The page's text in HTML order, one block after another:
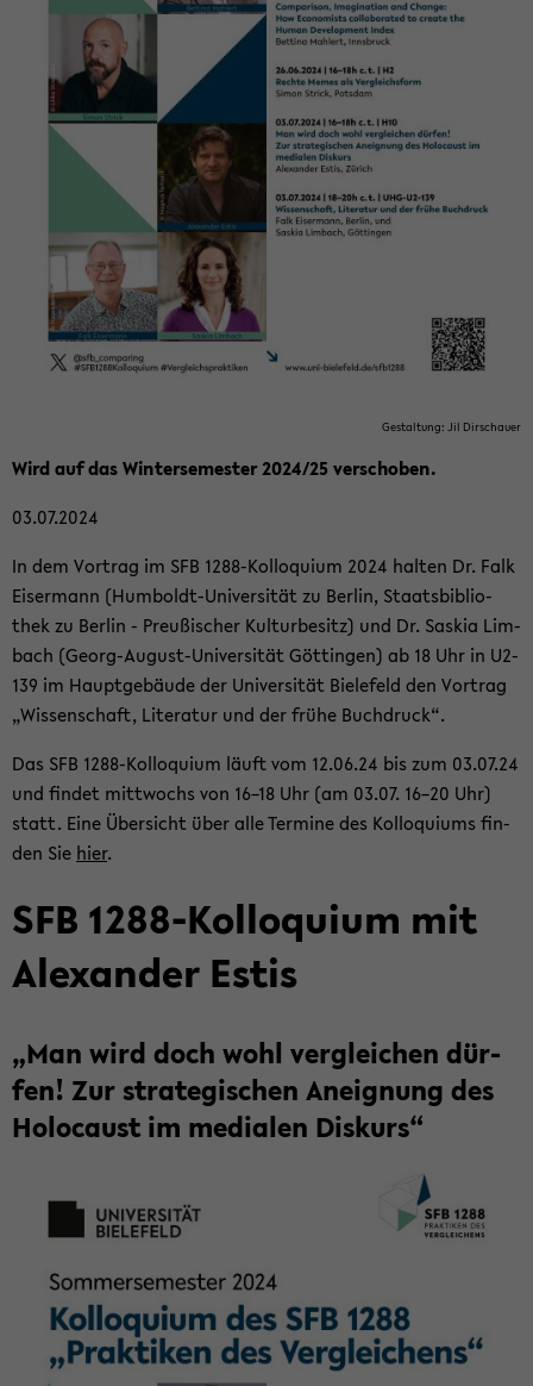
Ge­stal­tung: Jil Dir­schau­er
Wird auf das Win­ter­se­mes­ter 2024/25 ver­scho­ben.
03.07.2024
In dem Vor­trag im SFB 1288-​Kolloquium 2024 hal­ten Dr. Falk
Eis­er­mann (Humboldt-​Universität zu Ber­lin, Staats­bi­blio­
thek zu Ber­lin - Preu­ßi­scher Kul­tur­be­sitz) und Dr. Sas­kia Lim­
bach (Georg-​August-Universität Göt­tin­gen) ab 18 Uhr in U2-​
139 im Haupt­ge­bäu­de der Uni­ver­si­tät Bie­le­feld den Vor­trag
„Wis­sen­schaft, Li­te­ra­tur und der frühe Buch­druck“.
Das SFB 1288-​Kolloquium läuft vom 12.06.24 bis zum 03.07.24
und fin­det mitt­wochs von 16–18 Uhr (am 03.07. 16–20 Uhr)
statt. Eine Über­sicht über alle Ter­mi­ne des Kol­lo­qui­ums fin­
den Sie hier.
SFB 1288-​Kolloquium mit
Alex­an­der Estis
„Man wird doch wohl ver­glei­chen dür­
fen! Zur stra­te­gi­schen An­eig­nung des
Ho­lo­caust im me­dia­len Dis­kurs“